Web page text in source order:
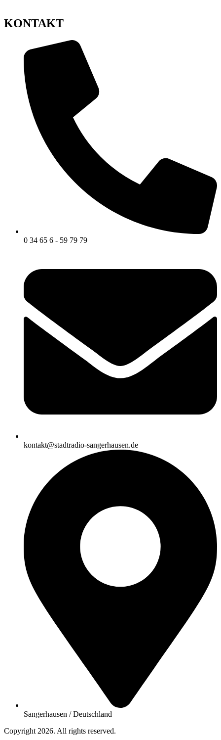
KONTAKT
0 34 65 6 - 59 79 79
kontakt@stadtradio-sangerhausen.de
Sangerhausen / Deutschland
Copyright 2026. All rights reserved.